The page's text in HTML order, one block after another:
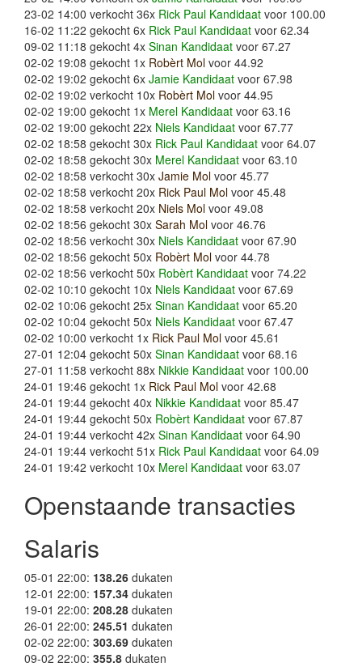
23-02 14:00 verkocht 36x Rick Paul Kandidaat voor 100.00
16-02 11:22 gekocht 6x Rick Paul Kandidaat voor 62.34
09-02 11:18 gekocht 4x Sinan Kandidaat voor 67.27
02-02 19:08 gekocht 1x Robèrt Mol voor 44.92
02-02 19:02 gekocht 6x Jamie Kandidaat voor 67.98
02-02 19:02 verkocht 10x Robèrt Mol voor 44.95
02-02 19:00 gekocht 1x Merel Kandidaat voor 63.16
02-02 19:00 gekocht 22x Niels Kandidaat voor 67.77
02-02 18:58 gekocht 30x Rick Paul Kandidaat voor 64.07
02-02 18:58 gekocht 30x Merel Kandidaat voor 63.10
02-02 18:58 verkocht 30x Jamie Mol voor 45.77
02-02 18:58 verkocht 20x Rick Paul Mol voor 45.48
02-02 18:58 verkocht 20x Niels Mol voor 49.08
02-02 18:56 gekocht 30x Sarah Mol voor 46.76
02-02 18:56 verkocht 30x Niels Kandidaat voor 67.90
02-02 18:56 gekocht 50x Robèrt Mol voor 44.78
02-02 18:56 verkocht 50x Robèrt Kandidaat voor 74.22
02-02 10:10 gekocht 10x Niels Kandidaat voor 67.69
02-02 10:06 gekocht 25x Sinan Kandidaat voor 65.20
02-02 10:04 gekocht 50x Niels Kandidaat voor 67.47
02-02 10:00 verkocht 1x Rick Paul Mol voor 45.61
27-01 12:04 gekocht 50x Sinan Kandidaat voor 68.16
27-01 11:58 verkocht 88x Nikkie Kandidaat voor 100.00
24-01 19:46 gekocht 1x Rick Paul Mol voor 42.68
24-01 19:44 gekocht 40x Nikkie Kandidaat voor 85.47
24-01 19:44 gekocht 50x Robèrt Kandidaat voor 67.87
24-01 19:44 verkocht 42x Sinan Kandidaat voor 64.90
24-01 19:44 verkocht 51x Rick Paul Kandidaat voor 64.09
24-01 19:42 verkocht 10x Merel Kandidaat voor 63.07
Openstaande transacties
Salaris
05-01 22:00: 138.26 dukaten
12-01 22:00: 157.34 dukaten
19-01 22:00: 208.28 dukaten
26-01 22:00: 245.51 dukaten
02-02 22:00: 303.69 dukaten
09-02 22:00: 355.8 dukaten